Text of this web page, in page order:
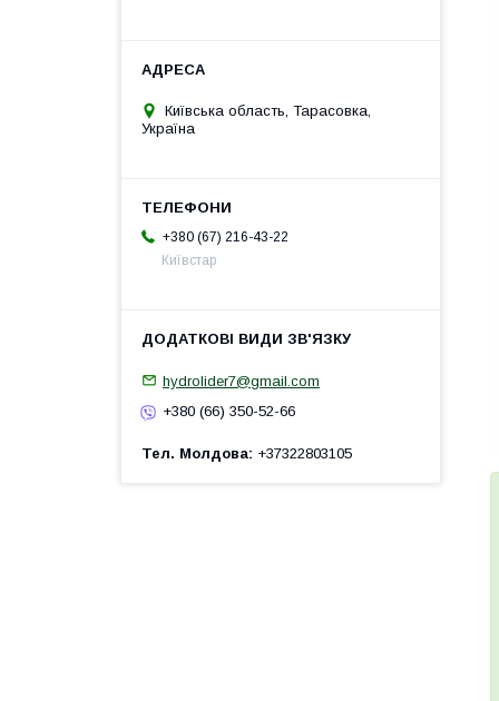
Київська область, Тарасовка,
Україна
+380 (67) 216-43-22
Київстар
hydrolider7@gmail.com
+380 (66) 350-52-66
Тел. Молдова +37322803105